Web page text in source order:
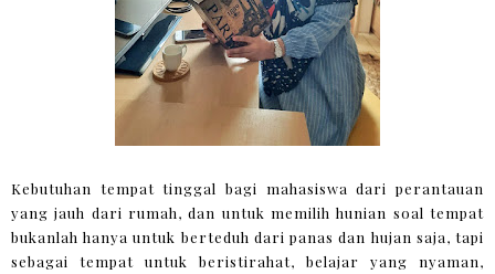
Kebutuhan tempat tinggal bagi mahasiswa dari perantauan
yang jauh dari rumah, dan untuk memilih hunian soal tempat
bukanlah hanya untuk berteduh dari panas dan hujan saja, tapi
sebagai tempat untuk beristirahat, belajar yang nyaman,